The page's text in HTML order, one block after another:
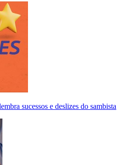
sucessos e deslizes do sambista